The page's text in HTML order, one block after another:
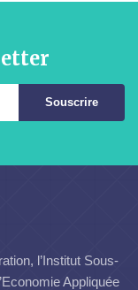
Souscrire
l’Institut Sous-
Appliquée